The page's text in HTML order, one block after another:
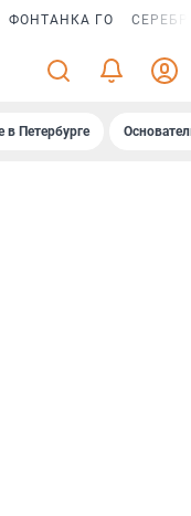
ФОНТАНКА ГО
в Петербурге